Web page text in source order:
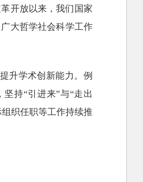
开放以来，我们国家
大哲学社会科学工作
升学术创新能力。例
持“引进来”与“走出
织任职等工作持续推